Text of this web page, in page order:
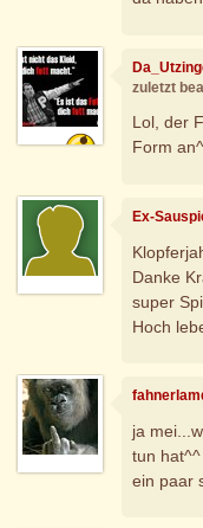
zuletzt
Lol, der
Form
Ex-
Danke
super
Hoch
ja
tun
ein paar